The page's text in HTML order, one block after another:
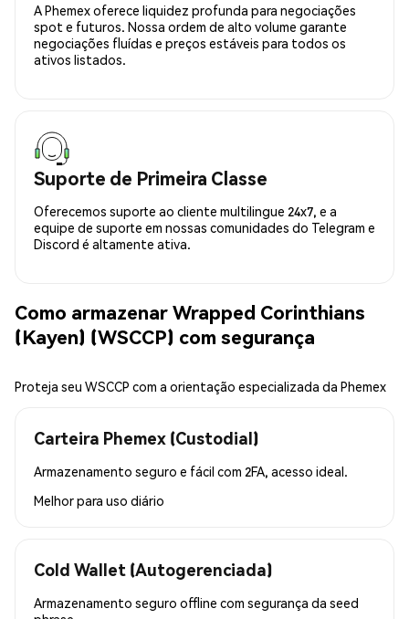
A Phemex oferece liquidez profunda para negociações
spot e futuros. Nossa ordem de alto volume garante
negociações fluídas e preços estáveis para todos os
ativos listados.
Suporte de Primeira Classe
Oferecemos suporte ao cliente multilingue 24x7, e a
equipe de suporte em nossas comunidades do Telegram e
Discord é altamente ativa.
Como armazenar Wrapped Corinthians
(Kayen) (WSCCP) com segurança
Proteja seu WSCCP com a orientação especializada da Phemex
Carteira Phemex (Custodial)
Armazenamento seguro e fácil com 2FA, acesso ideal.
Melhor para uso diário
Cold Wallet (Autogerenciada)
Armazenamento seguro offline com segurança da seed